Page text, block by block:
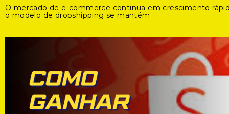
O mercado de e-commerce continua em crescimento
o modelo de dropshipping se mantém